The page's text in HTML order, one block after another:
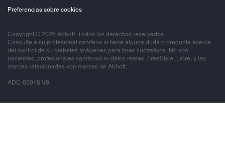
Preferencias sobre cookies
Copyright © 2026 Abbott. Todos los derechos reservados.
Consulte a su profesional sanitario si tiene alguna duda o pregunta acerca
del control de su diabetes.Imágenes para fines ilustrativos. No son
pacientes, profesionales sanitarios ni datos reales. FreeStyle, Libre, y las
marcas relacionadas son marcas de Abbott.
ADC-65016 V8